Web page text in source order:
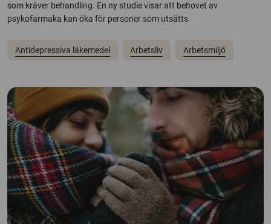
som kräver behandling. En ny studie visar att behovet av
psykofarmaka kan öka för personer som utsätts.
Antidepressiva läkemedel Arbetsliv Arbetsmiljö